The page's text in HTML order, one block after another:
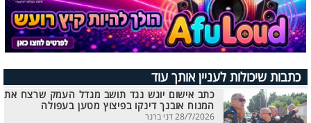
כתבות שיכולות לעניין אותך עוד
כתב אישום יוגש נגד תושב מגדל העמק שרצח את
המנוח אובנך דינקו בפיצוץ מטען בעפולה
28/7/2026 דני ברנר